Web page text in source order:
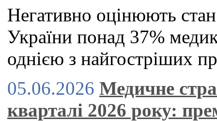
Негативно оцінюють
України понад 37%
однією з найгостріших
05.06.2026 Медичне
кварталі 2026 року: